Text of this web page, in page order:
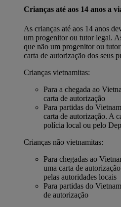
Crianças até aos 14 anos a
As crianças até aos 14 anos
um progenitor ou tutor legal.
que não um progenitor ou
carta de autorização dos seus
Crianças vietnamitas:
Para a chegada ao
carta de autorização
Para partidas do
carta de autorização. A
polícia local ou pelo
Crianças não vietnamitas:
Para chegadas ao
uma carta de
pelas autoridades locais
Para partidas do
de autorização